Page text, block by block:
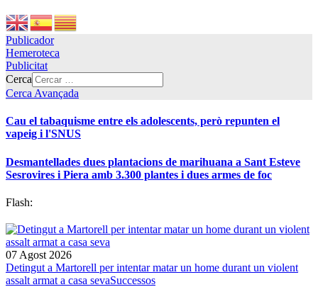
Publicador
Hemeroteca
Publicitat
Cerca
Cerca Avançada
Cau el tabaquisme entre els adolescents, però repunten el
vapeig i l'SNUS
Desmantellades dues plantacions de marihuana a Sant Esteve
Sesrovires i Piera amb 3.300 plantes i dues armes de foc
Flash:
07 Agost 2026
Detingut a Martorell per intentar matar un home durant un violent
assalt armat a casa sevaSuccessos